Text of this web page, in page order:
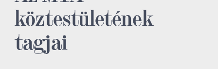
köztestületének
tagjai